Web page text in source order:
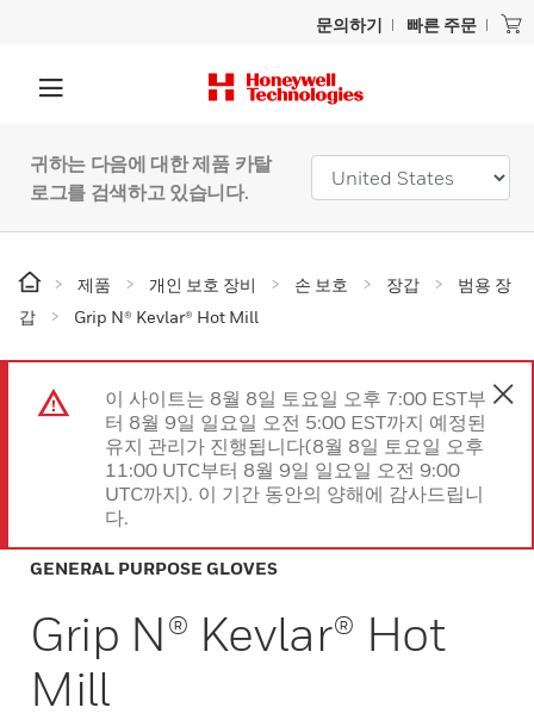
문의하기 빠른 주문
귀하는 다음에 대한 제품 카탈
로그를 검색하고 있습니다.
제품 개인 보호 장비 손 보호 장갑
범용 장
갑
Grip N® Kevlar® Hot Mill
이 사이트는 8월 8일 토요일 오후 7:00 EST부
터 8월 9일 일요일 오전 5:00 EST까지 예정된
유지 관리가 진행됩니다(8월 8일 토요일 오후
11:00 UTC부터 8월 9일 일요일 오전 9:00
UTC까지). 이 기간 동안의 양해에 감사드립니
다.
GENERAL PURPOSE GLOVES
Grip N® Kevlar® Hot
Mill